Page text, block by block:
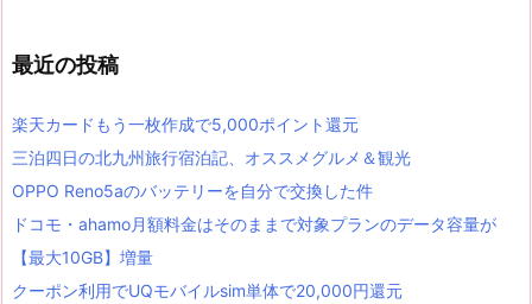
最近の投稿
楽天カードもう一枚作成で5,000ポイント還元
三泊四日の北九州旅行宿泊記、オススメグルメ＆観光
OPPO Reno5aのバッテリーを自分で交換した件
ドコモ・ahamo月額料金はそのままで対象プランのデータ容量が
【最大10GB】増量
クーポン利用でUQモバイルsim単体で20,000円還元